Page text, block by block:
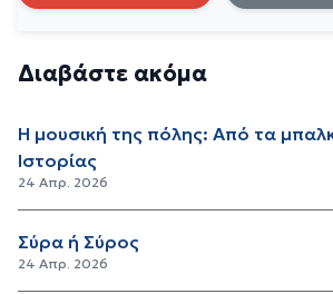
Διαβάστε ακόμα
Η μουσική της πόλης: Από τα
Ιστορίας
24 Απρ. 2026
Σύρα ή Σύρος
24 Απρ. 2026